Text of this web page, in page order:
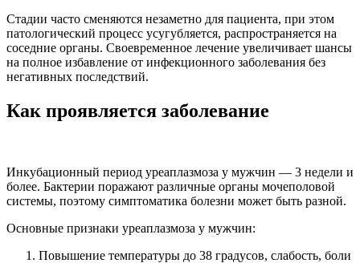
Стадии часто сменяются незаметно для пациента, при этом
патологический процесс усугубляется, распространяется на
соседние органы. Своевременное лечение увеличивает шансы
на полное избавление от инфекционного заболевания без
негативных последствий.
Как проявляется заболевание
Инкубационный период уреаплазмоза у мужчин — 3 недели и
более. Бактерии поражают различные органы мочеполовой
системы, поэтому симптоматика болезни может быть разной.
Основные признаки уреаплазмоза у мужчин:
Повышение температуры до 38 градусов, слабость, боли